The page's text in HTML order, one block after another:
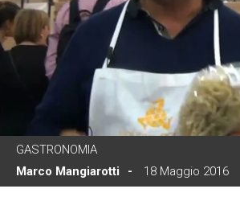
GASTRONOMIA
Marco Mangiarotti
18 Maggio 2016